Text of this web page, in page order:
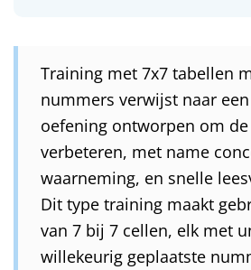
Training met 7x7 tabellen
nummers verwijst naar
oefening ontworpen om
verbeteren, met name
waarneming, en snelle
Dit type training maakt
van 7 bij 7 cellen, elk met
willekeurig geplaatste